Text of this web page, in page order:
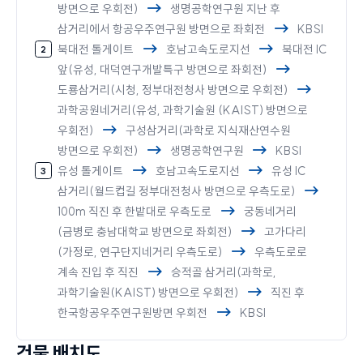
방면으로 우회전)
생명공학연구원 지난 후
삼거리에서 항공우주연구원 방면으로 좌회전
KBSI
북대전 톨게이트
호남고속도로지선
북대전 IC
앞(유성, 대덕연구개발특구 방면으로 좌회전)
도룡삼거리(시청, 정부대전청사 방면으로 우회전)
과학공원네거리(유성, 과학기술원 (KAIST) 방면으로
우회전)
구성삼거리(과학로 지식재산연수원
방면으로 우회전)
생명공학연구원
KBSI
유성 톨게이트
호남고속도로지선
유성 IC
삼거리(월드컵길 정부대전청사 방면으로 우측도로)
100m 직진 후 한밭대로 우측도로
궁동네거리
(금병로 충남대학교 방면으로 좌회전)
고가다리
(가정로, 연구단지네거리 우측도로)
우측도로로
계속 진입 후 직진
승적골 삼거리(과학로,
과학기술원(KAIST) 방면으로 우회전)
직진 후
한국항공우주연구원방면 우회전
KBSI